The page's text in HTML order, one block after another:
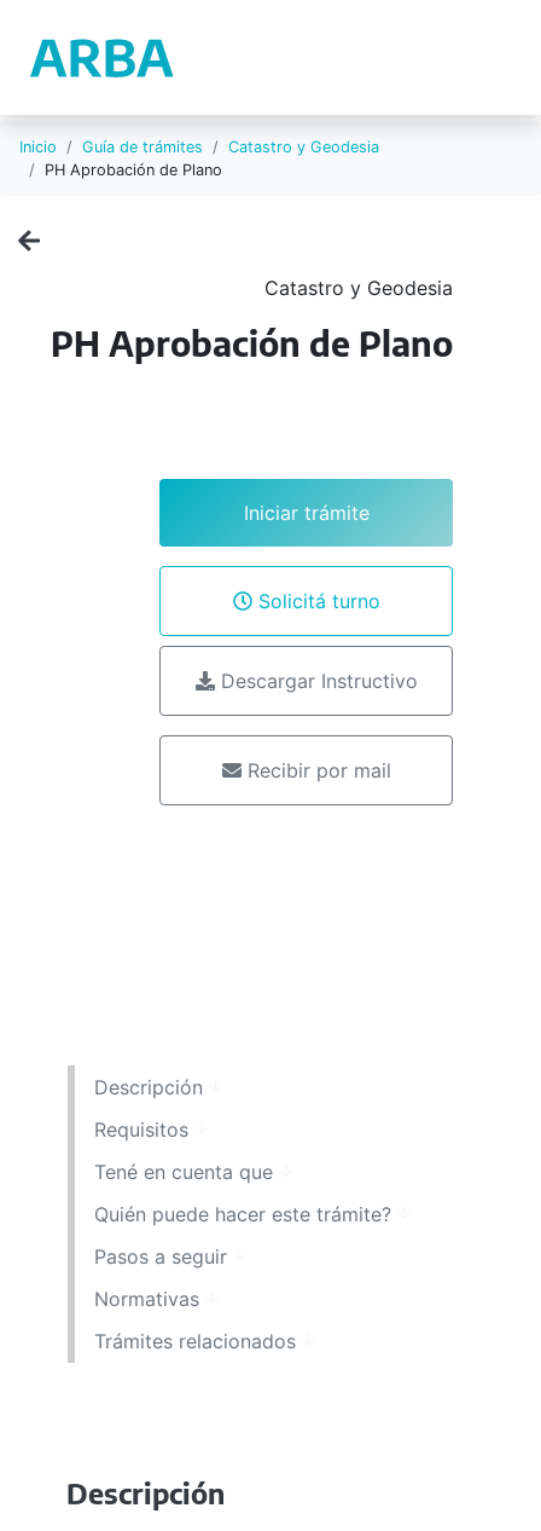
Inicio Guía de trámites
Catastro y Geodesia
PH Aprobación de Plano
Catastro y Geodesia
PH Aprobación de Plano
Iniciar trámite
Solicitá turno
Descargar Instructivo
Recibir por mail
Descripción
Requisitos
Tené en cuenta que
Quién puede hacer este trámite?
Pasos a seguir
Normativas
Trámites relacionados
Descripción